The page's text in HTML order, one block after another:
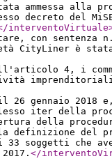
ammessa alla
decreto del
interventoVirtuale
con sentenza
CityLiner è
4, i
26 gennaio
iter della
della
del
soggetti che
</